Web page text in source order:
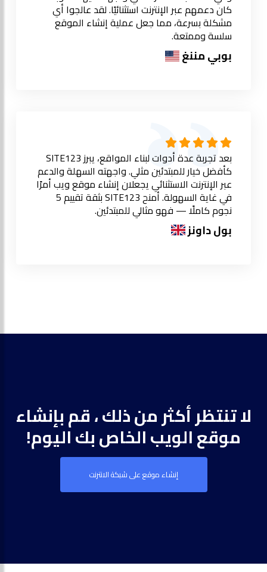
كان دعمهم عبر الإنترنت استثنائيًا. لقد عالجوا أي
مشكلة بسرعة، مما جعل عملية إنشاء الموقع
سلسة وممتعة.
بوبي مننغ
بعد تجربة عدة أدوات لبناء المواقع، يبرز SITE123
كأفضل خيار للمبتدئين مثلي. واجهته السهلة والدعم
عبر الإنترنت الاستثنائي يجعلان إنشاء موقع ويب أمرًا
في غاية السهولة. أمنح SITE123 بثقة تقييم 5
نجوم كاملًا — فهو مثالي للمبتدئين.
بول داونز
لا تنتظر أكثر من ذلك ، قم بإنشاء
موقع الويب الخاص بك اليوم!
إنشاء موقع على شبكة الانترنت